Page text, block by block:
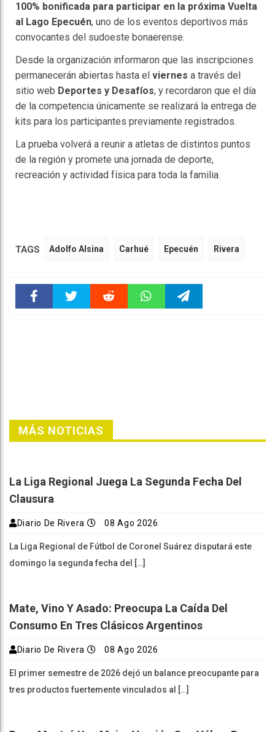
100% bonificada para participar en la próxima Vuelta
al Lago Epecuén, uno de los eventos deportivos más
convocantes del sudoeste bonaerense.
Desde la organización informaron que las inscripciones
permanecerán abiertas hasta el viernes a través del
sitio web Deportes y Desafíos, y recordaron que el día
de la competencia únicamente se realizará la entrega de
kits para los participantes previamente registrados.
La prueba volverá a reunir a atletas de distintos puntos
de la región y promete una jornada de deporte,
recreación y actividad física para toda la familia.
TAGS Adolfo Alsina Carhué Epecuén Rivera
MÁS NOTICIAS
La Liga Regional Juega La Segunda Fecha Del
Clausura
Diario De Rivera 08 Ago 2026
La Liga Regional de Fútbol de Coronel Suárez disputará este
domingo la segunda fecha del […]
Mate, Vino Y Asado: Preocupa La Caída Del
Consumo En Tres Clásicos Argentinos
Diario De Rivera 08 Ago 2026
El primer semestre de 2026 dejó un balance preocupante para
tres productos fuertemente vinculados al […]